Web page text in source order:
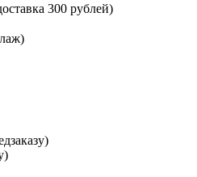
300 рублей)